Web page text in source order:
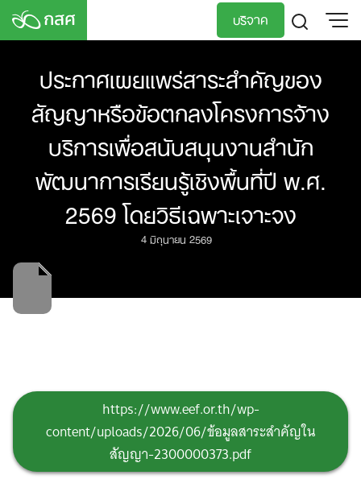
Skip
บริจาค
ประกาศเผยแพร่สาระสำคัญของ
สัญญาหรือข้อตกลงโครงการจ้าง
บริการเพื่อสนับสนุนงานสํานัก
พัฒนาการเรียนรู้เชิงพื้นที่ปี พ.ศ.
2569 โดยวิธีเฉพาะเจาะจง
4 มิถุนายน 2569
https://www.eef.or.th/wp-
content/uploads/2026/06/ข้อมูลสาระสำคัญใน
สัญญา-2300000373.pdf